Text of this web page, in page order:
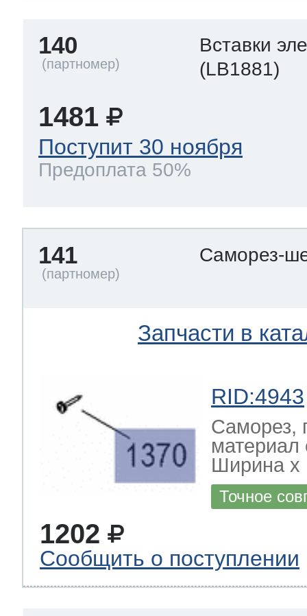
140
Вставки
(LB1881)
1481
Поступит 30 ноября
Предоплата 50%
141 Саморез-
Запчасти в
RID:4943
Саморез,
Ширина х
Точное
1202
Сообщить о поступлении